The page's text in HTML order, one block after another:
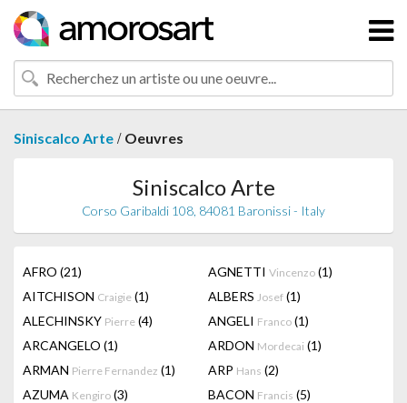
Siniscalco Arte / Oeuvres
Siniscalco Arte
Corso Garibaldi 108, 84081 Baronissi - Italy
AFRO (21) AGNETTI Vincenzo (1)
AITCHISON Craigie (1) ALBERS Josef (1)
ALECHINSKY Pierre (4) ANGELI Franco (1)
ARCANGELO (1) ARDON Mordecai (1)
ARMAN Pierre Fernandez (1) ARP Hans (2)
AZUMA Kengiro (3) BACON Francis (5)